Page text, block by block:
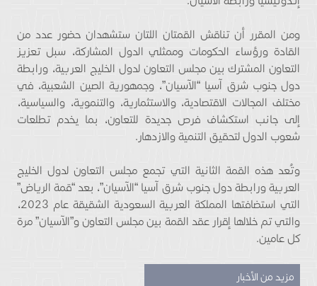
ومن المقرر أن تناقش القمتان اللتان ستشهدان حضور عدد من
القادة ورؤساء الحكومات وممثلي الدول المشاركة، سبل تعزيز
التعاون المشترك بين مجلس التعاون لدول الخليج العربية، ورابطة
دول جنوب شرق آسيا “الآسيان”، وجمهورية الصين الشعبية، في
مختلف المجالات الاقتصادية، والاستثمارية، والتنموية، والسياسية،
إلى جانب استكشاف فرص جديدة للتعاون، بما يخدم تطلعات
شعوب الدول لتحقيق التنمية والازدهار.
وتُعد هذه القمة الثانية التي تجمع مجلس التعاون لدول الخليج
العربية ورابطة دول جنوب شرق آسيا “الآسيان”، بعد “قمة الرياض”
التي استضافتها المملكة العربية السعودية الشقيقة عام 2023،
والتي تم خلالها إقرار عقد القمة بين مجلس التعاون و”الآسيان” مرة
كل عامين.
مزيد من الأخبار